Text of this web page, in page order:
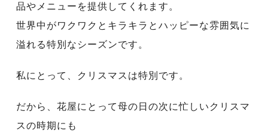
品やメニューを提供してくれます。
世界中がワクワクとキラキラとハッピーな雰囲気に
溢れる特別なシーズンです。
私にとって、クリスマスは特別です。
だから、花屋にとって母の日の次に忙しいクリスマ
スの時期にも